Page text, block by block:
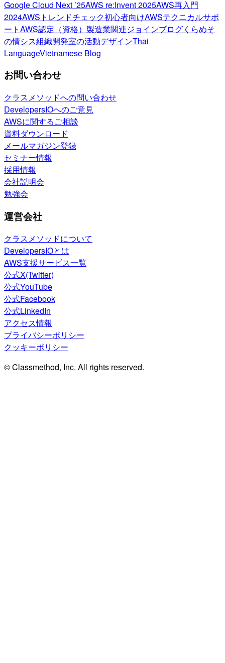
Google Cloud Next ’25AWS re:Invent 2025AWS再入門
2024AWSトレンドチェック初心者向けAWSテクニカルサポ
ートAWS認定（資格） 製造業関連ジョインブログくらめそ
の情シス組織開発室の活動デザインThai
LanguageVietnamese Blog
お問い合わせ
クラスメソッドへの問い合わせ
DevelopersIOへのご意見
AWSに関するご相談
資料ダウンロード
メールマガジン登録
セミナー情報
採用情報
会社説明会
勉強会
運営会社
クラスメソッドについて
DevelopersIOとは
AWS支援サービス一覧
公式X(Twitter)
公式YouTube
公式Facebook
公式LinkedIn
アクセス情報
プライバシーポリシー
クッキーポリシー
© Classmethod, Inc. All rights reserved.